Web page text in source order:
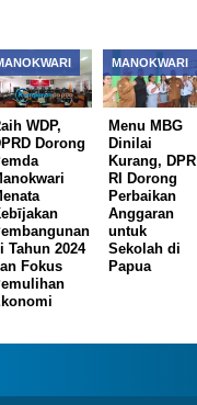
WDP,
Dorong
Tahun 2024
Fokus
MANOKWARI
Menu MBG
Dinilai
Kurang, DPR
RI Dorong
Perbaikan
Anggaran
untuk
Sekolah di
Papua